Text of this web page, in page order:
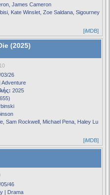
James Cameron
Kate Winslet, Zoe Saldana, Sigourney
[iMDB]
(2025)
03/26
Adventure
2025
Sam Rockwell, Michael Pena, Haley Lu
[iMDB]
05/46
| Drama